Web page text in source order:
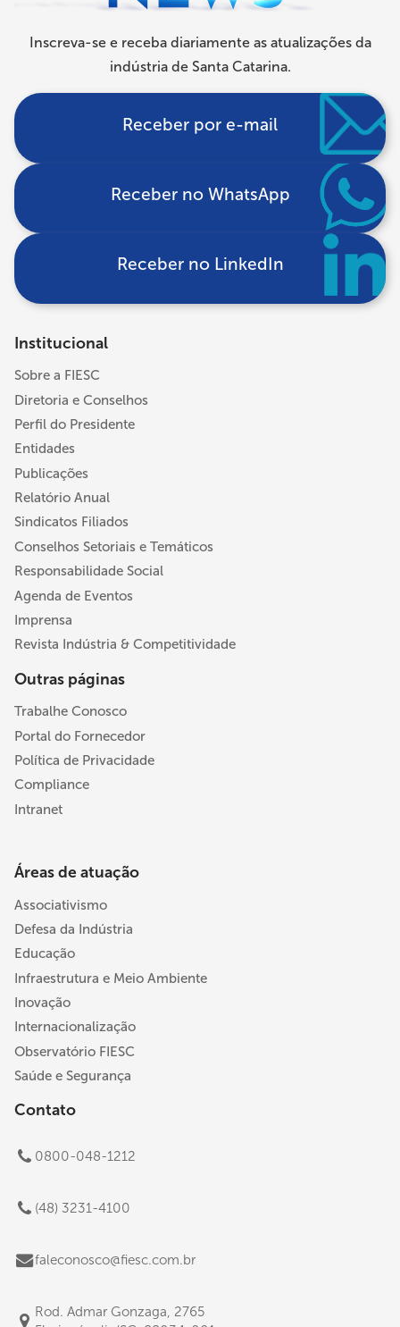
Inscreva-se e receba diariamente as atualizações da
indústria de Santa Catarina.
Receber por e-mail
Receber no WhatsApp
Receber no LinkedIn
Institucional
Sobre a FIESC
Diretoria e Conselhos
Perfil do Presidente
Entidades
Publicações
Relatório Anual
Sindicatos Filiados
Conselhos Setoriais e Temáticos
Responsabilidade Social
Agenda de Eventos
Imprensa
Revista Indústria & Competitividade
Outras páginas
Trabalhe Conosco
Portal do Fornecedor
Política de Privacidade
Compliance
Intranet
Áreas de atuação
Associativismo
Defesa da Indústria
Educação
Infraestrutura e Meio Ambiente
Inovação
Internacionalização
Observatório FIESC
Saúde e Segurança
Contato
0800-048-1212
(48) 3231-4100
faleconosco@fiesc.com.br
Rod. Admar Gonzaga, 2765